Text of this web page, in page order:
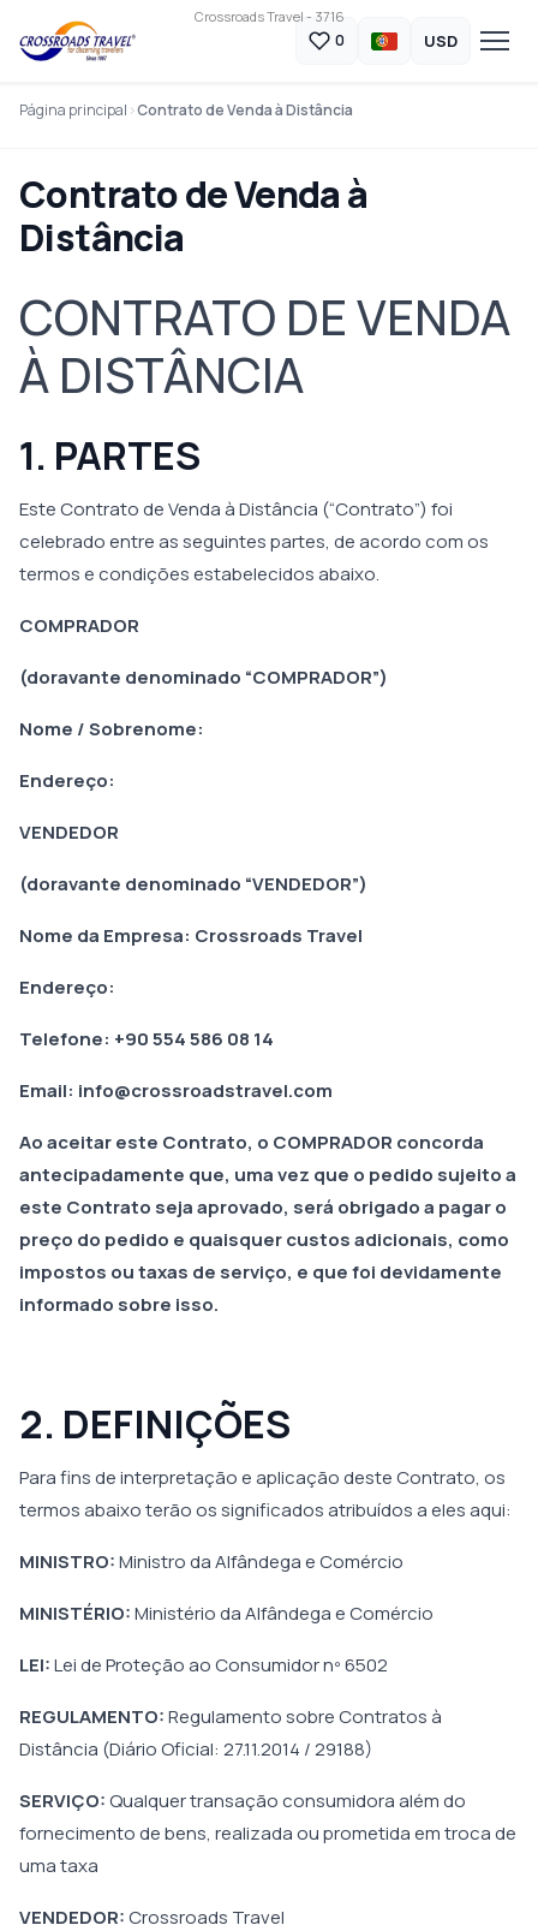
Crossroads Travel - 3716
0 USD
Página principal Contrato de Venda à Distância
Contrato de Venda à
Distância
CONTRATO DE VENDA
À DISTÂNCIA
1. PARTES
Este Contrato de Venda à Distância (“Contrato”) foi
celebrado entre as seguintes partes, de acordo com os
termos e condições estabelecidos abaixo.
COMPRADOR
(doravante denominado “COMPRADOR”)
Nome / Sobrenome:
Endereço:
VENDEDOR
(doravante denominado “VENDEDOR”)
Nome da Empresa: Crossroads Travel
Endereço:
Telefone: +90 554 586 08 14
Email: info@crossroadstravel.com
Ao aceitar este Contrato, o COMPRADOR concorda
antecipadamente que, uma vez que o pedido sujeito a
este Contrato seja aprovado, será obrigado a pagar o
preço do pedido e quaisquer custos adicionais, como
impostos ou taxas de serviço, e que foi devidamente
informado sobre isso.
2. DEFINIÇÕES
Para fins de interpretação e aplicação deste Contrato, os
termos abaixo terão os significados atribuídos a eles aqui:
MINISTRO:Ministro da Alfândega e Comércio
MINISTÉRIO:Ministério da Alfândega e Comércio
LEI:Lei de Proteção ao Consumidor nº 6502
REGULAMENTO:Regulamento sobre Contratos à
Distância (Diário Oficial: 27.11.2014 / 29188)
SERVIÇO:Qualquer transação consumidora além do
fornecimento de bens, realizada ou prometida em troca de
uma taxa
VENDEDOR:Crossroads Travel